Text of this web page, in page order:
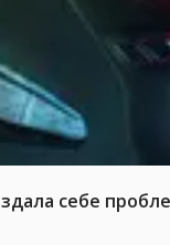
себе